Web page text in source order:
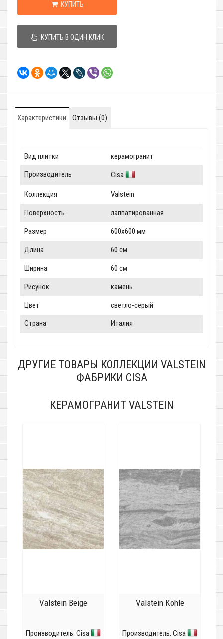
КУПИТЬ
КУПИТЬ В ОДИН КЛИК
Характеристики Отзывы (0)
Вид плитки керамогранит
Производитель Cisa
Коллекция Valstein
Поверхность лаппатированная
Размер 600x600 мм
Длина 60 см
Ширина 60 см
Рисунок камень
Цвет светло-серый
Страна Италия
ДРУГИЕ ТОВАРЫ КОЛЛЕКЦИИ VALSTEIN
ФАБРИКИ CISA
КЕРАМОГРАНИТ VALSTEIN
Valstein Beige
Производитель: Cisa
Valstein Kohle
Производитель: Cisa